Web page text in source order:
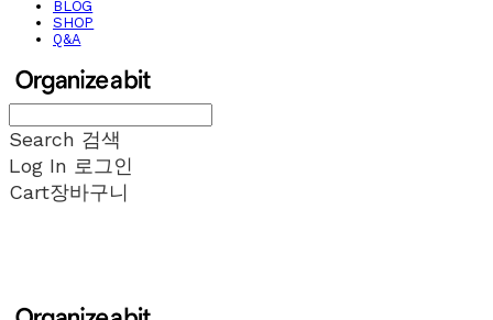
BLOG
SHOP
Q&A
Search 검색
Log In 로그인
Cart장바구니